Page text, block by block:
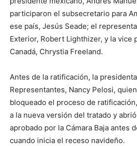
participaron el subsecretario para
ese país, Jesús Seade; el
Exterior, Robert Lighthizer, y la vice
Canadá, Chrystia Freeland.
Antes de la ratificación, la
Representantes, Nancy Pelosi,
bloqueado el proceso de
a la nueva versión del tratado y
aprobado por la Cámara Baja antes
cuando inicia el receso navideño.